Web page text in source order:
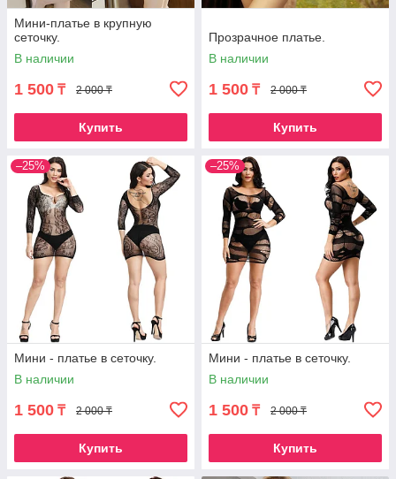
Мини-платье в крупную
сеточку.
В наличии
1 500 ₸ 2 000 ₸
Купить
Прозрачное платье.
В наличии
1 500 ₸ 2 000 ₸
Купить
–25%
Мини - платье в сеточку.
В наличии
1 500 ₸ 2 000 ₸
Купить
–25%
Мини - платье в сеточку.
В наличии
1 500 ₸ 2 000 ₸
Купить